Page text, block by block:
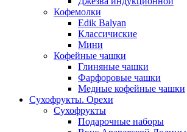
Кофемолки
Edik Balyan
Классичиские
Мини
Кофейные чашки
Глиняные чашки
Фарфоровые чашки
Медные кофейные чашки
Сухофрукты. Орехи
Сухофрукты
Подарочные наборы